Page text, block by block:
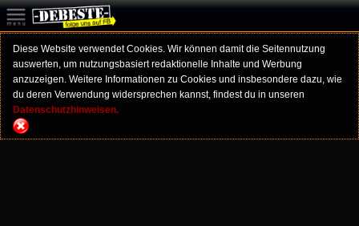
Diese Website verwendet Cookies. Wir können damit die Seitennutzung
auswerten, um nutzungsbasiert redaktionelle Inhalte und Werbung
anzuzeigen. Weitere Informationen zu Cookies und insbesondere dazu, wie
du deren Verwendung widersprechen kannst, findest du in unseren
Datenschutzhinweisen.